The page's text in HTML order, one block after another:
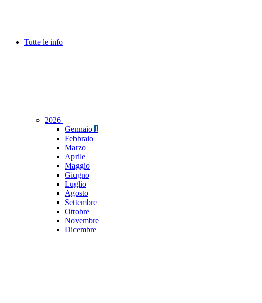
Tutte le info
2026
Gennaio 1
Febbraio
Marzo
Aprile
Maggio
Giugno
Luglio
Agosto
Settembre
Ottobre
Novembre
Dicembre